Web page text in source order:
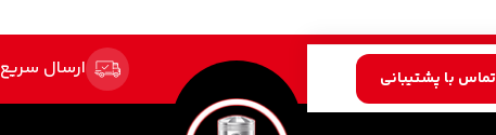
تماس با پشتیبانی
تضمین کیفیت ارسال سریع